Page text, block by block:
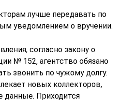
лучше передавать по
уведомлением о вручении.
согласно закону о
№ 152, агентство обязано
звонить по чужому долгу.
новых коллекторов,
данные. Приходится